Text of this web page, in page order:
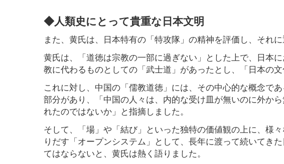
◆人類史にとって貴重な日本文明
また、黄氏は、日本特有の「特攻隊」の精神を評価し、それ
黄氏は、「道徳は宗教の一部に過ぎない」とした上で、日本
教に代わるものとしての「武士道」があったとし、「日本の
これに対し、中国の「儒教道徳」には、その中心的な概念で
部分があり、「中国の人々は、内的な受け皿が無いのに外か
れたのではないか」と指摘しました。
そして、「場」や「結び」といった独特の価値観の上に、様
りだす「オープンシステム」として、長年に渡って続いてき
てはならないと、黄氏は熱く語りました。